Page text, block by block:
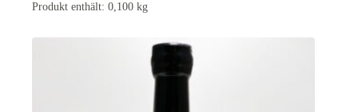
Produkt enthält: 0,100 kg